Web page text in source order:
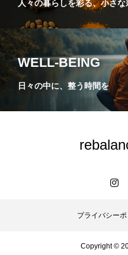
人々の暮らしを彩る、小さな
WELL-BEING
日々の中に、整う時間を
プライバシー
Copyright ©